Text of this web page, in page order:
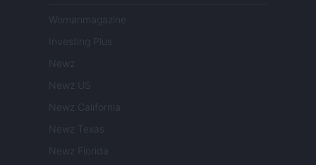
Womanmagazine
Investing Plus
Newz
Newz US
Newz California
Newz Texas
Newz Florida